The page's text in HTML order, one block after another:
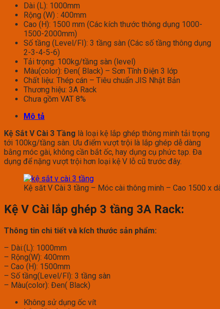
Dài (L): 1000mm
Rộng (W) : 400mm
Cao (H): 1500 mm (Các kích thước thông dụng 1000-
1500-2000mm)
Số tầng (Level/FI): 3 tầng sàn (Các số tầng thông dụng
2-3-4-5-6)
Tải trọng: 100kg/tầng sàn (level)
Màu(color): Đen( Black) – Sơn Tĩnh Điện 3 lớp
Chất liệu: Thép cán – Tiêu chuẩn JIS Nhật Bản
Thương hiệu: 3A Rack
Chưa gồm VAT 8%
Mô tả
Kệ Sắt V Cài 3 Tầng là loại kệ lắp ghép thông minh tải trọng
tới 100kg/tầng sàn. Ưu điểm vượt trội là lắp ghép dễ dàng
bằng móc gài, không cần bắt ốc, hay dụng cụ phức tạp. Đa
dụng để nặng vượt trội hơn loại kệ V lỗ cũ trước đây.
Kệ săt V Cài 3 tầng – Móc cài thông minh – Cao 1500 x
Kệ V Cài lắp ghép 3 tầng 3A Rack:
Thông tin chi tiết và kích thước sản phẩm:
– Dài:(L): 1000mm
– Rộng(W): 400mm
– Cao (H): 1500mm
– Số tầng(Level/Fl): 3 tầng sàn
– Màu(color): Đen( Black)
Không sử dụng ốc vít